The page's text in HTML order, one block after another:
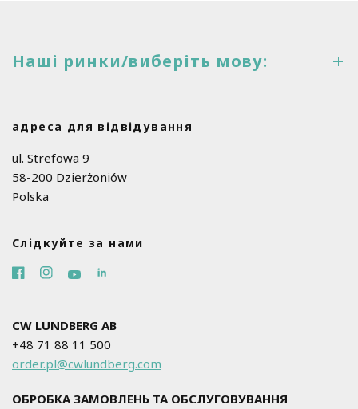
Наші ринки/виберіть мову:
адреса для відвідування
ul. Strefowa 9
58-200 Dzierżoniów
Polska
Слідкуйте за нами
CW LUNDBERG AB
+48 71 88 11 500
order.pl@cwlundberg.com
ОБРОБКА ЗАМОВЛЕНЬ ТА ОБСЛУГОВУВАННЯ